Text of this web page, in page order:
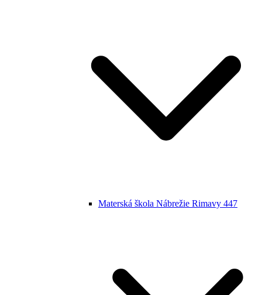
Materská škola Nábrežie Rimavy 447